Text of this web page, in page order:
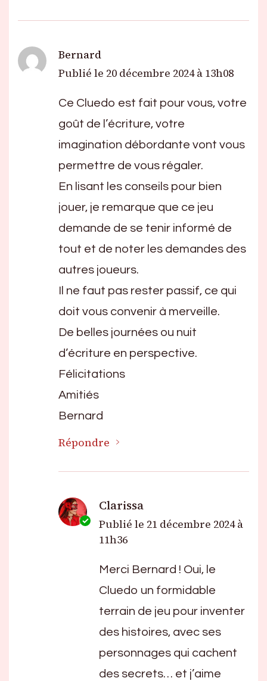
Bernard
Publié le 20 décembre 2024 à 13h08
Ce Cluedo est fait pour vous, votre
goût de l’écriture, votre
imagination débordante vont vous
permettre de vous régaler.
En lisant les conseils pour bien
jouer, je remarque que ce jeu
demande de se tenir informé de
tout et de noter les demandes des
autres joueurs.
Il ne faut pas rester passif, ce qui
doit vous convenir à merveille.
De belles journées ou nuit
d’écriture en perspective.
Félicitations
Amitiés
Bernard
Répondre
Clarissa
Publié le 21 décembre 2024 à
11h36
Merci Bernard ! Oui, le
Cluedo un formidable
terrain de jeu pour inventer
des histoires, avec ses
personnages qui cachent
des secrets… et j’aime